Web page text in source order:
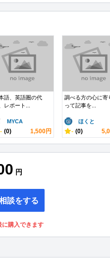
語、英語圏の代
レポート...
MYCA
- (0) 1,500円
調べる方の心に寄
って記事を...
ほくと
- (0)
円
談をする
に購入できます